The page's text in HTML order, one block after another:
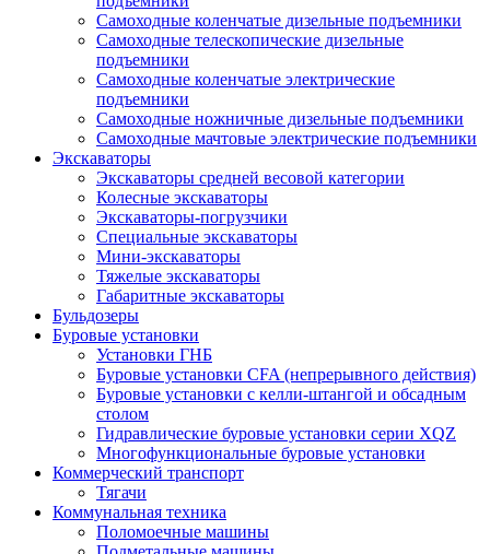
Самоходные коленчатые дизельные подъемники
Самоходные телескопические дизельные
подъемники
Самоходные коленчатые электрические
подъемники
Самоходные ножничные дизельные подъемники
Самоходные мачтовые электрические подъемники
Экскаваторы
Экскаваторы средней весовой категории
Колесные экскаваторы
Экскаваторы-погрузчики
Специальные экскаваторы
Мини-экскаваторы
Тяжелые экскаваторы
Габаритные экскаваторы
Бульдозеры
Буровые установки
Установки ГНБ
Буровые установки CFA (непрерывного действия)
Буровые установки с келли-штангой и обсадным
столом
Гидравлические буровые установки серии XQZ
Многофункциональные буровые установки
Коммерческий транспорт
Тягачи
Коммунальная техника
Поломоечные машины